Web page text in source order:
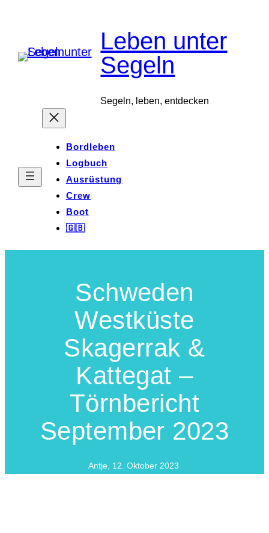
springen
Leben unter
Segeln
Segeln, leben, entdecken
Bordleben
Logbuch
Ausrüstung
Crew
Boot
🇬🇧
Schweden
Westküste
Skagerrak &
Kattegat –
Törnbericht
September 2023
Antje, 12. Oktober 2023